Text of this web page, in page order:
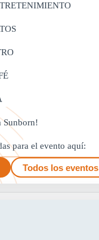
Sunborn!
para el evento aquí:
Todos los eventos